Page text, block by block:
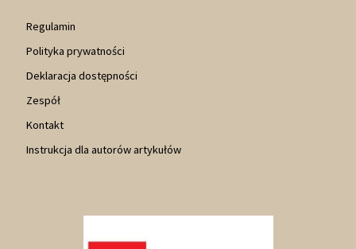
Regulamin
Polityka prywatności
Deklaracja dostępności
Zespół
Kontakt
Instrukcja dla autorów artykułów